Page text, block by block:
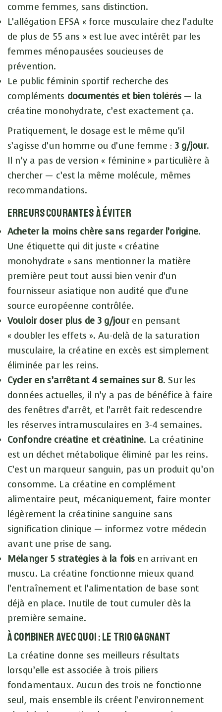
comme femmes, sans distinction.
L’allégation EFSA « force musculaire chez l’adulte
de plus de 55 ans » est lue avec intérêt par les
femmes ménopausées soucieuses de
prévention.
Le public féminin sportif recherche des
compléments documentés et bien tolérés — la
créatine monohydrate, c’est exactement ça.
Pratiquement, le dosage est le même qu’il
s’agisse d’un homme ou d’une femme :3 g/jour.
Il n’y a pas de version « féminine » particulière à
chercher — c’est la même molécule, mêmes
recommandations.
Erreurs courantes à éviter
Acheter la moins chère sans regarder l’origine.
Une étiquette qui dit juste « créatine
monohydrate » sans mentionner la matière
première peut tout aussi bien venir d’un
fournisseur asiatique non audité que d’une
source européenne contrôlée.
Vouloir doser plus de 3 g/jouren pensant
« doubler les effets ». Au-delà de la saturation
musculaire, la créatine en excès est simplement
éliminée par les reins.
Cycler en s’arrêtant 4 semaines sur 8. Sur les
données actuelles, il n’y a pas de bénéfice à faire
des fenêtres d’arrêt, et l’arrêt fait redescendre
les réserves intramusculaires en 3-4 semaines.
Confondre créatine et créatinine. La créatinine
est un déchet métabolique éliminé par les reins.
C’est un marqueur sanguin, pas un produit qu’on
consomme. La créatine en complément
alimentaire peut, mécaniquement, faire monter
légèrement la créatinine sanguine sans
signification clinique — informez votre médecin
avant une prise de sang.
Mélanger 5 stratégies à la fois en arrivant en
muscu. La créatine fonctionne mieux quand
l’entraînement et l’alimentation de base sont
déjà en place. Inutile de tout cumuler dès la
première semaine.
À combiner avec quoi : le trio gagnant
La créatine donne ses meilleurs résultats
lorsqu’elle est associée à trois piliers
fondamentaux. Aucun des trois ne fonctionne
seul, mais ensemble ils créent l’environnement